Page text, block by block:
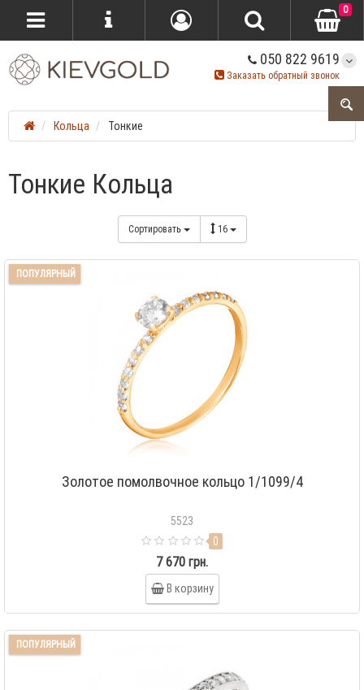
050 822 9619
Заказать обратный звонок
0
Кольца Тонкие
Тонкие Кольца
Сортировать 16
ПОПУЛЯРНЫЙ
Золотое помолвочное кольцо 1/1099/4
5523
0
7 670 грн.
В корзину
ПОПУЛЯРНЫЙ